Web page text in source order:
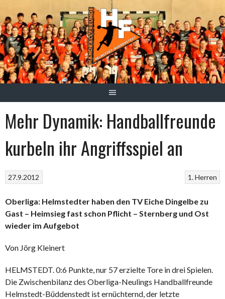
zum
Inhalt
Mehr Dynamik: Handballfreunde
kurbeln ihr Angriffsspiel an
1. Herren
27.9.2012
Oberliga: Helmstedter haben den TV Eiche Dingelbe zu
Gast – Heimsieg fast schon Pflicht – Sternberg und Ost
wieder im Aufgebot
Von Jörg Kleinert
HELMSTEDT. 0:6 Punkte, nur 57 erzielte Tore in drei Spielen.
Die Zwischenbilanz des Oberliga-Neulings Handballfreunde
Helmstedt-Büddenstedt ist ernüchternd, der letzte